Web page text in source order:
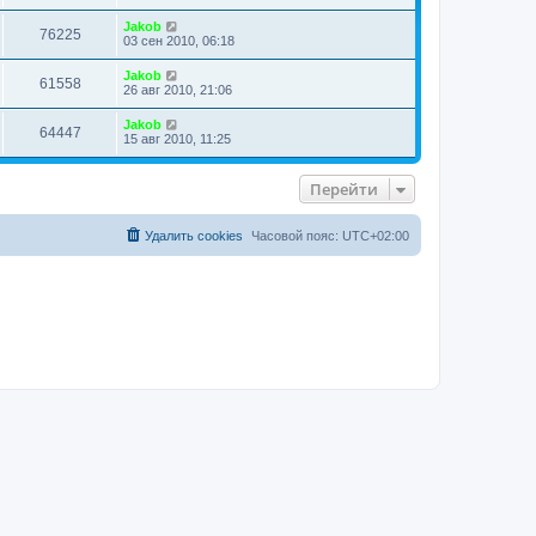
е
д
н
е
м
у
о
б
щ
ю
76225
Jakob
03 сен 2010, 06:18
61558
Jakob
26 авг 2010, 21:06
64447
Jakob
15 авг 2010, 11:25
Перейти
Часовой пояс: UTC+02:00
Удалить cookies